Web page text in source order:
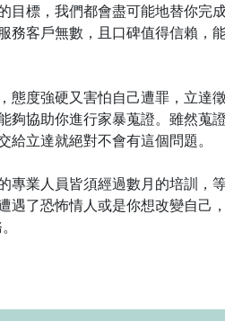
標，我們都會盡可能地替你完
務客戶無數，且口碑值得信賴，
度強硬又害怕自己遭罪，立達
協助你進行家暴蒐證。雖然蒐
立達就絕對不會有這個問題。
業人員皆須經過數月的培訓，
了恐怖情人或是你想改變自己